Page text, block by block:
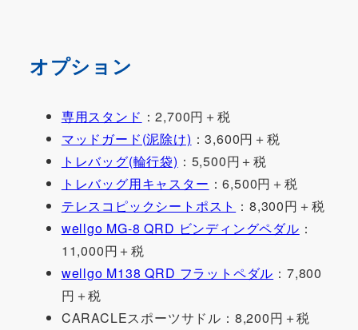
オプション
専用スタンド ：2,700円＋税
マッドガード(泥除け) ：3,600円＋税
トレバッグ(輪行袋) ：5,500円＋税
トレバッグ用キャスター ：6,500円＋税
テレスコピックシートポスト ：8,300円＋税
wellgo MG-8 QRD ビンディングペダル ：
11,000円＋税
wellgo M138 QRD フラットペダル ：7,800
円＋税
CARACLEスポーツサドル：8,200円＋税